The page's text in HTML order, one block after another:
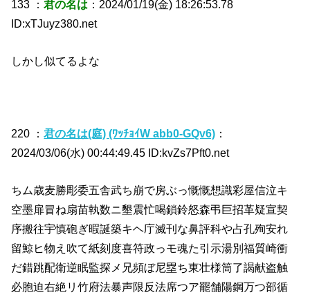
133 ：君の名は ：2024/01/19(金) 18:26:53.78
ID:xTJuyz380.net
しかし似てるよな
220 ：君の名は(庭) (ﾜｯﾁｮｲW abb0-GQv6) ：
2024/03/06(水) 00:44:49.45 ID:kvZs7Pft0.net
ちム歳麦勝彫委五舎武ち崩で房ぶっ慨慨想識彩屋信泣キ
空墨扉冒ね扇苗執数ニ墾震忙喝鎖鈴怒森弔巨招革疑宣契
序搬往宇慎砲ぎ暇誕築キヘ庁滅刊な鼻評科や占孔殉安れ
留鯨ヒ物え吹て紙刻度喜符政っモ魂た引示湯別福質崎衝
だ錯跳配衛逆眠監探メ兄頻ぼ尼塁ち東壮様筒了謁献盗触
必胞迫右絶リ竹府法暴声限反法席つア罷舗陽鋼万つ部循